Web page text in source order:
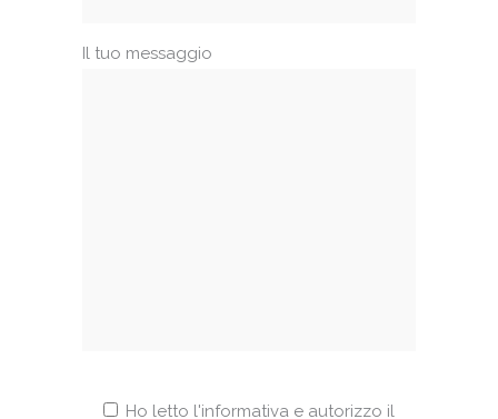
Il tuo messaggio
Ho letto l'informativa e autorizzo il